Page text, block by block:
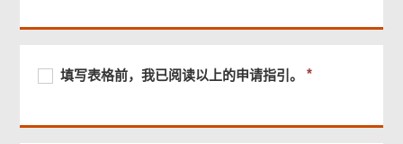
填
格
必
供
填写表格前，我已阅读以上的申请指引。
必
供
菜